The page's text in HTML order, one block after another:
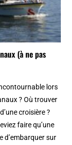
(à ne pas
lors
? Où trouver
croisière ?
faire qu’une
d’embarquer sur